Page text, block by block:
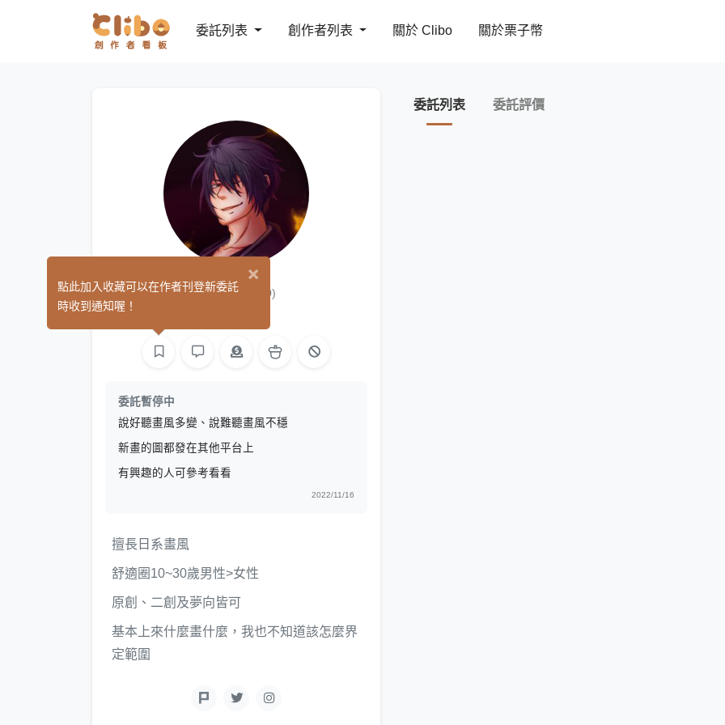
委託列表 創作者列表 關於 Clibo 關於栗子幣
鈴音 (0)
委託暫停中
說好聽畫風多變、說難聽畫風不穩
新畫的圖都發在其他平台上
有興趣的人可參考看看
2022/11/16
擅長日系畫風
舒適圈10~30歲男性>女性
原創、二創及夢向皆可
基本上來什麼畫什麼，我也不知道該怎麼界
定範圍
委託列表 委託評價
×
點此加入收藏可以在作者刊登新委託
時收到通知喔！